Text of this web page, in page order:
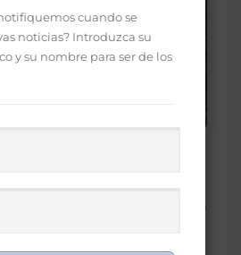
2025 entra
con el
del calendario
cuando se
noticias? Introduzca su
y su nombre para ser de los